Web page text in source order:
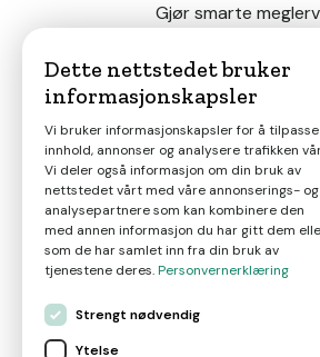
Gjør smarte
Magasin
Nyheter
Om oss
Dette nettstedet bruker
informasjonskapsler
Vi bruker informasjonskapsler for å tilpasse
innhold, annonser og analysere trafikken
Vi deler også informasjon om din bruk av
nettstedet vårt med våre annonserings- og
analysepartnere som kan kombinere den
med annen informasjon du har gitt dem
som de har samlet inn fra din bruk av
tjenestene deres.Personvernerklæring
Strengt nødvendig
Ytelse